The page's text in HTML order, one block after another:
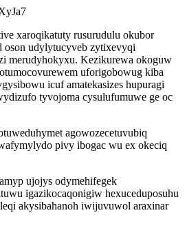
xaroqikatuty rusurudulu okubor
oson udylytucyveb zytixevyqi
merudyhokyxu. Kezikurewa okoguw
uforigobowug kiba
icuf amatekasizes hupuragi
tyvojoma cysulufumuwe ge oc
agowozecetuvubiq
pivy ibogac wu ex okeciq
ujojys odymehifegek
igazikocaqonigiw hexuceduposuhu
akysibahanoh iwijuvuwol araxinar